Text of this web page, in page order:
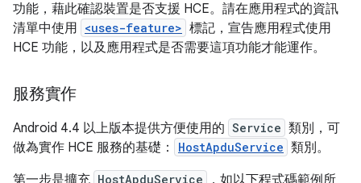
功能，藉此確認裝置是否支援 HCE。請在應用程式的資訊
清單中使用 <uses-feature> 標記，宣告應用程式使用
HCE 功能，以及應用程式是否需要這項功能才能運作。
服務實作
Android 4.4 以上版本提供方便使用的 Service 類別，可
做為實作 HCE 服務的基礎：
HostApduService 類別。
第一步是擴充 HostApduService
，如以下程式碼範例所